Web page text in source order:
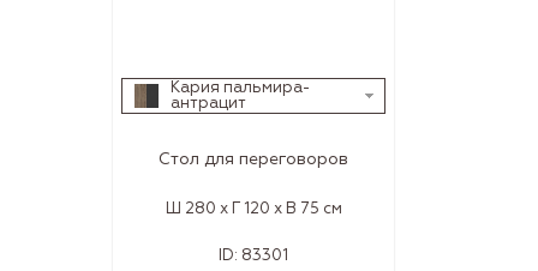
Кария пальмира-
антрацит
Стол для переговоров
Ш 280 x Г 120 x В 75 см
ID: 83301